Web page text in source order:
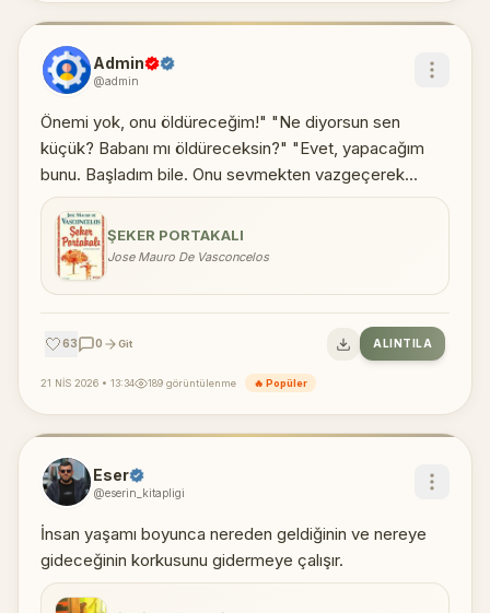
Admin
@admin
Önemi yok, onu öldüreceğim!" "Ne diyorsun sen
küçük? Babanı mı öldüreceksin?" "Evet, yapacağım
bunu. Başladım bile. Onu sevmekten vazgeçerek...
ŞEKER PORTAKALI
Jose Mauro De Vasconcelos
🤍63 0 Git ALINTILA
21 NİS 2026 • 13:34 189 görüntülenme 🔥 Popüler
Eser
@eserin_kitapligi
İnsan yaşamı boyunca nereden geldiğinin ve nereye
gideceğinin korkusunu gidermeye çalışır.